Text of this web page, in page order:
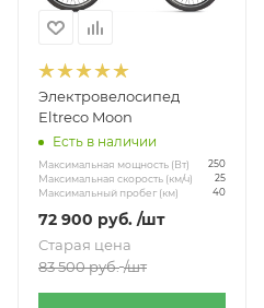
Электровелосипед
Eltreco Moon
Есть в наличии
Максимальная мощность (Вт) 250
Максимальная скорость (км/ч) 25
Максимальный пробег (км) 40
72 900 руб. /шт
Старая цена
83 500руб. /шт